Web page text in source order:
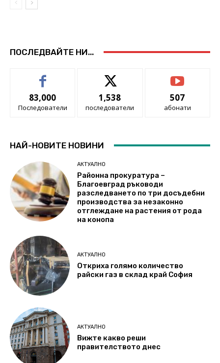
ПОСЛЕДВАЙТЕ НИ...
83,000
Последователи
1,538
последователи
507
абонати
НАЙ-НОВИТЕ НОВИНИ
АКТУАЛНО
Районна прокуратура –
Благоевград ръководи
разследването по три досъдебни
производства за незаконно
отглеждане на растения от рода
на конопа
АКТУАЛНО
Откриха голямо количество
райски газ в склад край София
АКТУАЛНО
Вижте какво реши
правителството днес